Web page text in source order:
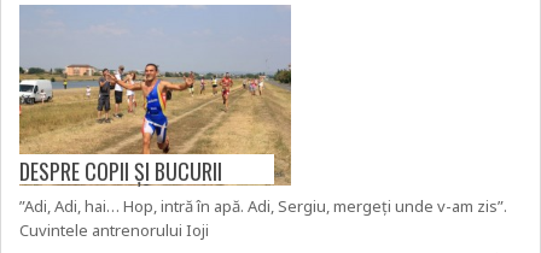
DESPRE COPII ȘI BUCURII
”Adi, Adi, hai… Hop, intră în apă. Adi, Sergiu, mergeți unde v-am zis”.
Cuvintele antrenorului Ioji